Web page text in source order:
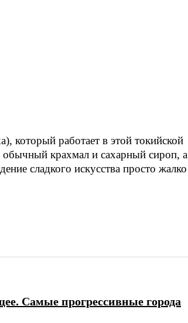
который работает в этой токийской
обычный крахмал и сахарный сироп, а
сладкого искусства просто жалко
Самые прогрессивные города